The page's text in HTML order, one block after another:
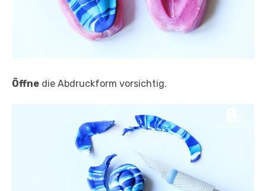
Öffne die Abdruckform vorsichtig.